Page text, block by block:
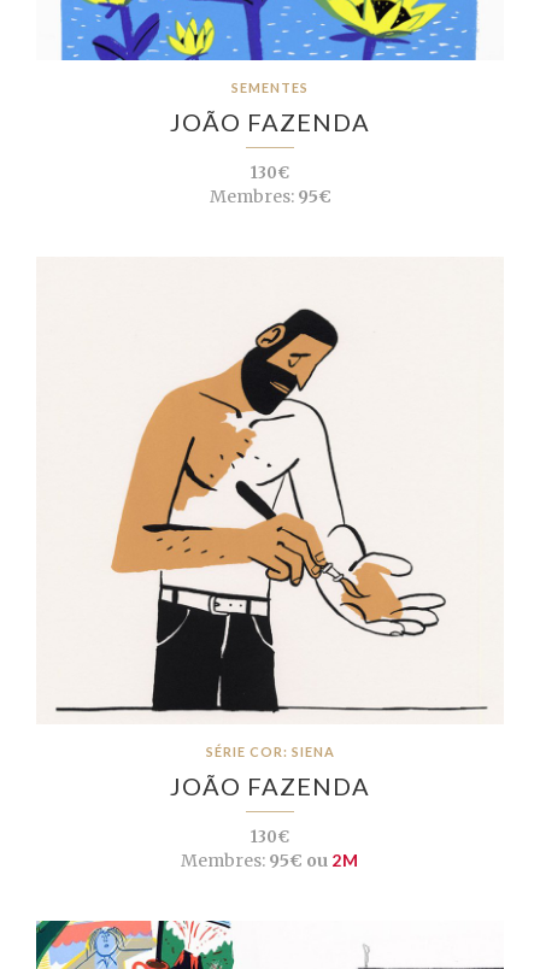
SEMENTES
JOÃO FAZENDA
130€
Membres:95€
SÉRIE COR: SIENA
JOÃO FAZENDA
130€
Membres: 95€ ou 2M